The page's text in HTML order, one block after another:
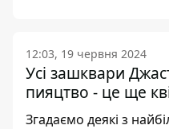
12:03, 19 червня 2024
Усі зашквари
пияцтво - це ще
Згадаємо деякі з